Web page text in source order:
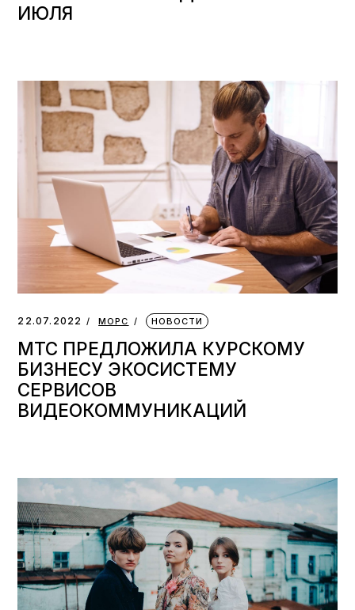
ИЮЛЯ
22.07.2022 МОРС НОВОСТИ
МТС ПРЕДЛОЖИЛА КУРСКОМУ
БИЗНЕСУ ЭКОСИСТЕМУ
СЕРВИСОВ
ВИДЕОКОММУНИКАЦИЙ